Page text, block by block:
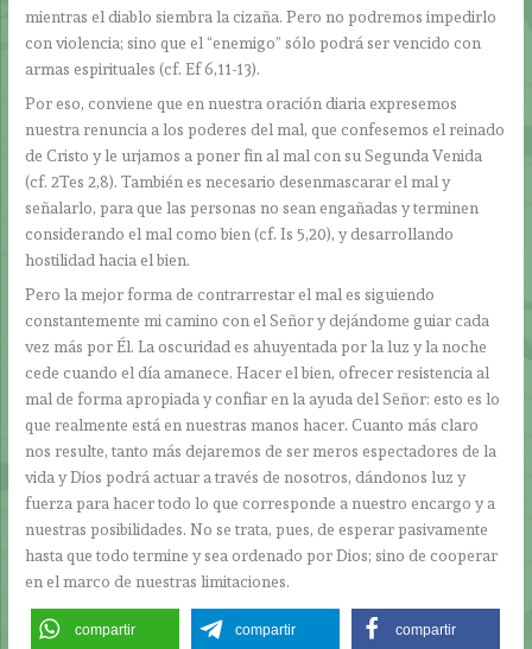
mientras el diablo siembra la cizaña. Pero no podremos impedirlo
con violencia; sino que el “enemigo” sólo podrá ser vencido con
armas espirituales (cf. Ef 6,11-13).
Por eso, conviene que en nuestra oración diaria expresemos
nuestra renuncia a los poderes del mal, que confesemos el reinado
de Cristo y le urjamos a poner fin al mal con su Segunda Venida
(cf. 2Tes 2,8). También es necesario desenmascarar el mal y
señalarlo, para que las personas no sean engañadas y terminen
considerando el mal como bien (cf. Is 5,20), y desarrollando
hostilidad hacia el bien.
Pero la mejor forma de contrarrestar el mal es siguiendo
constantemente mi camino con el Señor y dejándome guiar cada
vez más por Él. La oscuridad es ahuyentada por la luz y la noche
cede cuando el día amanece. Hacer el bien, ofrecer resistencia al
mal de forma apropiada y confiar en la ayuda del Señor: esto es lo
que realmente está en nuestras manos hacer. Cuanto más claro
nos resulte, tanto más dejaremos de ser meros espectadores de la
vida y Dios podrá actuar a través de nosotros, dándonos luz y
fuerza para hacer todo lo que corresponde a nuestro encargo y a
nuestras posibilidades. No se trata, pues, de esperar pasivamente
hasta que todo termine y sea ordenado por Dios; sino de cooperar
en el marco de nuestras limitaciones.
compartir compartir compartir